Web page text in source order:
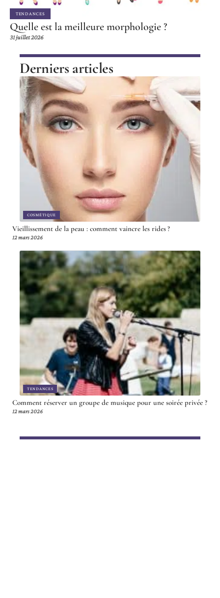
TENDANCES
Quelle est la meilleure morphologie ?
31 juillet 2026
Derniers articles
COSMÉTIQUE
Vieillissement de la peau : comment vaincre les rides ?
12 mars 2026
TENDANCES
Comment réserver un groupe de musique pour une soirée privée ?
12 mars 2026